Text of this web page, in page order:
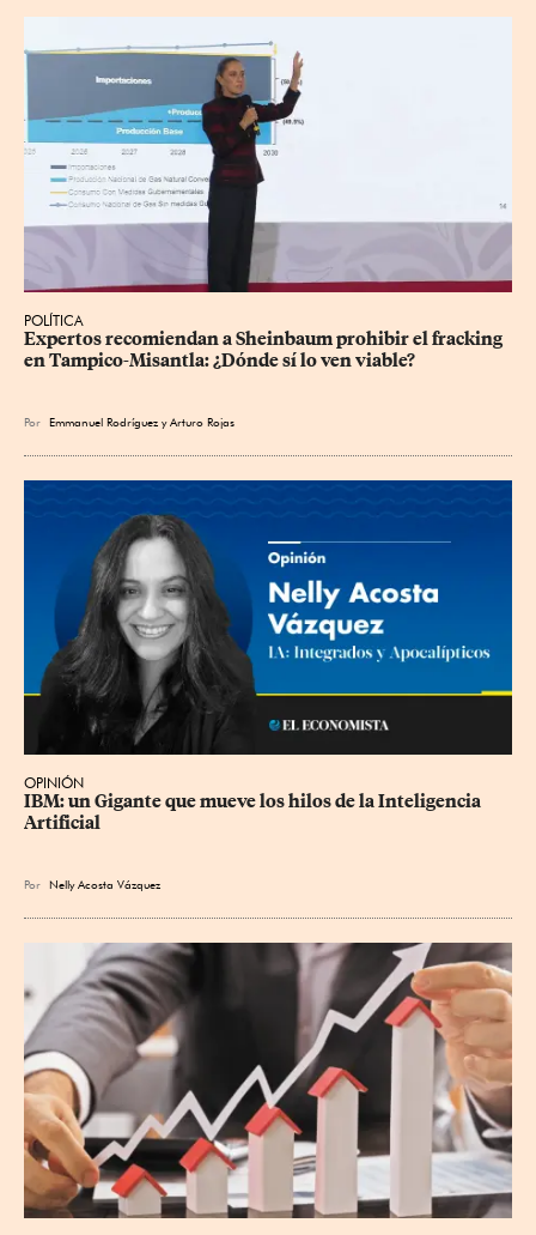
POLÍTICA
Expertos recomiendan a Sheinbaum prohibir el fracking
en Tampico-Misantla: ¿Dónde sí lo ven viable?
Por Emmanuel Rodríguez yArturo Rojas
OPINIÓN
IBM: un Gigante que mueve los hilos de la Inteligencia
Artificial
Por Nelly Acosta Vázquez